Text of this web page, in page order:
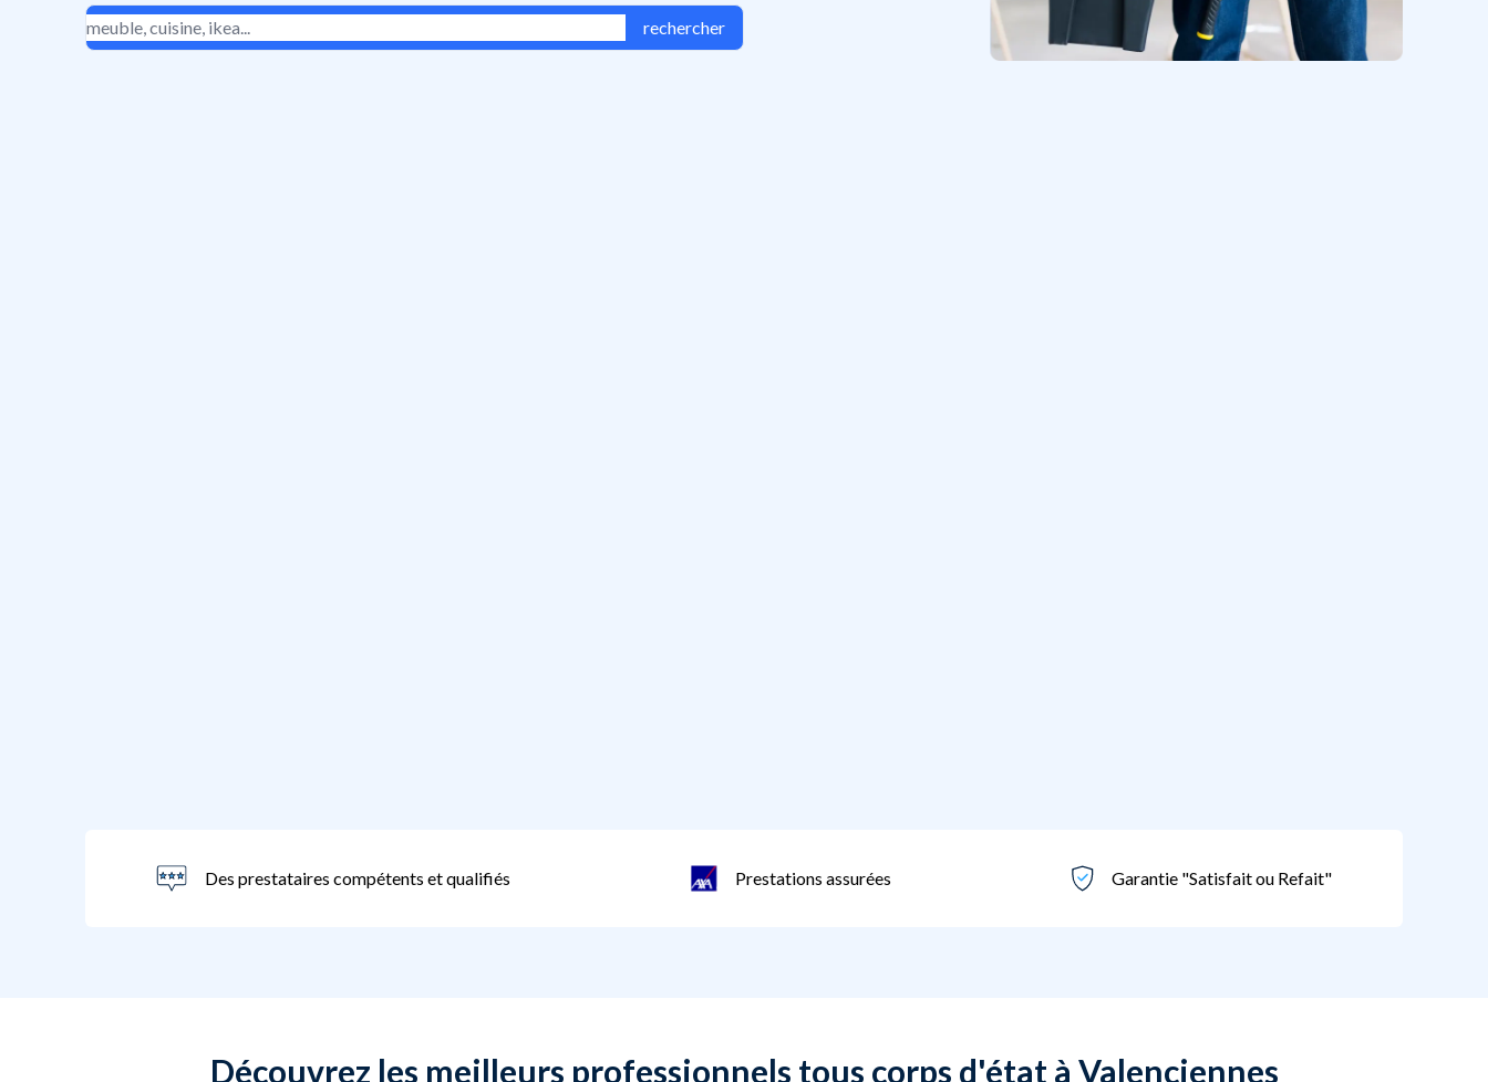
rechercher
Des prestataires compétents et qualifiés Prestations assurées Garantie "Satisfait ou Refait"
Découvrez les meilleurs professionnels tous corps d'état à Valenciennes